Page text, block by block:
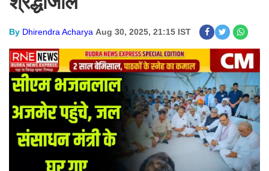
By Dhirendra Acharya Aug 30, 2025, 21:15 IST